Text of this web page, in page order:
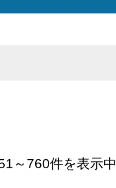
～760件を表示中